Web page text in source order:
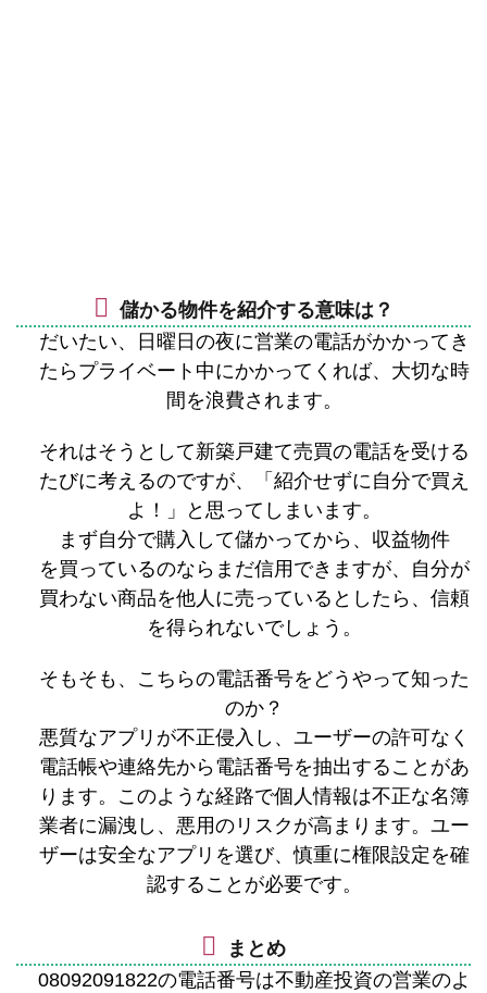
儲かる物件を紹介する意味は？
だいたい、日曜日の夜に営業の電話がかかってき
たらプライベート中にかかってくれば、大切な時
間を浪費されます。
それはそうとして新築戸建て売買の電話を受ける
たびに考えるのですが、「紹介せずに自分で買え
よ！」と思ってしまいます。
まず自分で購入して儲かってから、収益物件
を買っているのならまだ信用できますが、自分が
買わない商品を他人に売っているとしたら、信頼
を得られないでしょう。
そもそも、こちらの電話番号をどうやって知った
のか？
悪質なアプリが不正侵入し、ユーザーの許可なく
電話帳や連絡先から電話番号を抽出することがあ
ります。このような経路で個人情報は不正な名簿
業者に漏洩し、悪用のリスクが高まります。ユー
ザーは安全なアプリを選び、慎重に権限設定を確
認することが必要です。
まとめ
08092091822の電話番号は不動産投資の営業のよ